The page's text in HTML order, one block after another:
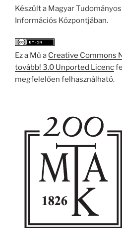
Készült a Magyar
Információs Központjában.
Ez a Mű a Creative Commons
tovább! 3.0 Unported Licenc
megfelelően felhasználható.